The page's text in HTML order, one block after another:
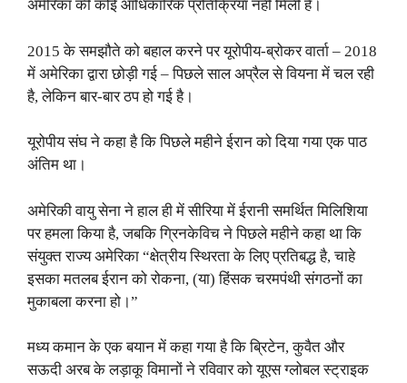
अमेरिका की कोई आधिकारिक प्रतिक्रिया नहीं मिली है।
2015 के समझौते को बहाल करने पर यूरोपीय-ब्रोकर वार्ता – 2018
में अमेरिका द्वारा छोड़ी गई – पिछले साल अप्रैल से वियना में चल रही
है, लेकिन बार-बार ठप हो गई है।
यूरोपीय संघ ने कहा है कि पिछले महीने ईरान को दिया गया एक पाठ
अंतिम था।
अमेरिकी वायु सेना ने हाल ही में सीरिया में ईरानी समर्थित मिलिशिया
पर हमला किया है, जबकि ग्रिनकेविच ने पिछले महीने कहा था कि
संयुक्त राज्य अमेरिका “क्षेत्रीय स्थिरता के लिए प्रतिबद्ध है, चाहे
इसका मतलब ईरान को रोकना, (या) हिंसक चरमपंथी संगठनों का
मुकाबला करना हो।”
मध्य कमान के एक बयान में कहा गया है कि ब्रिटेन, कुवैत और
सऊदी अरब के लड़ाकू विमानों ने रविवार को यूएस ग्लोबल स्ट्राइक